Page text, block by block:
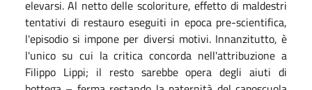
elevarsi. Al netto delle scoloriture, effetto di maldestri
tentativi di restauro eseguiti in epoca pre-scientifica,
l'episodio si impone per diversi motivi. Innanzitutto, è
l'unico su cui la critica concorda nell'attribuzione a
Filippo Lippi; il resto sarebbe opera degli aiuti di